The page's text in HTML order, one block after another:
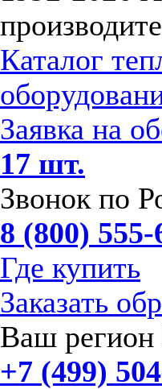
Каталог
Заявка на
17 шт.
Звонок по
8 (800) 555-
Где купить
Заказать
Ваш
+7 (499)